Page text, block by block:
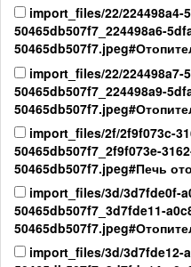
import_files/22/224498a4-
50465db507f7_224498a6-
import_files/22/224498a7-
50465db507f7_224498a9-
import_files/2f/2f9f073c-
50465db507f7_2f9f073e-
50465db507f7.jpeg#Печь
import_files/3d/3d7fde0f-
50465db507f7_3d7fde11-
import_files/3d/3d7fde12-